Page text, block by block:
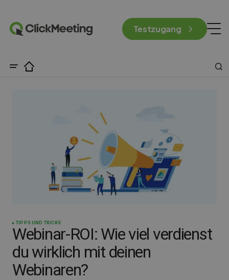
Testzugang
TIPPS UND TRICKS
Webinar-ROI: Wie viel verdienst
du wirklich mit deinen
Webinaren?